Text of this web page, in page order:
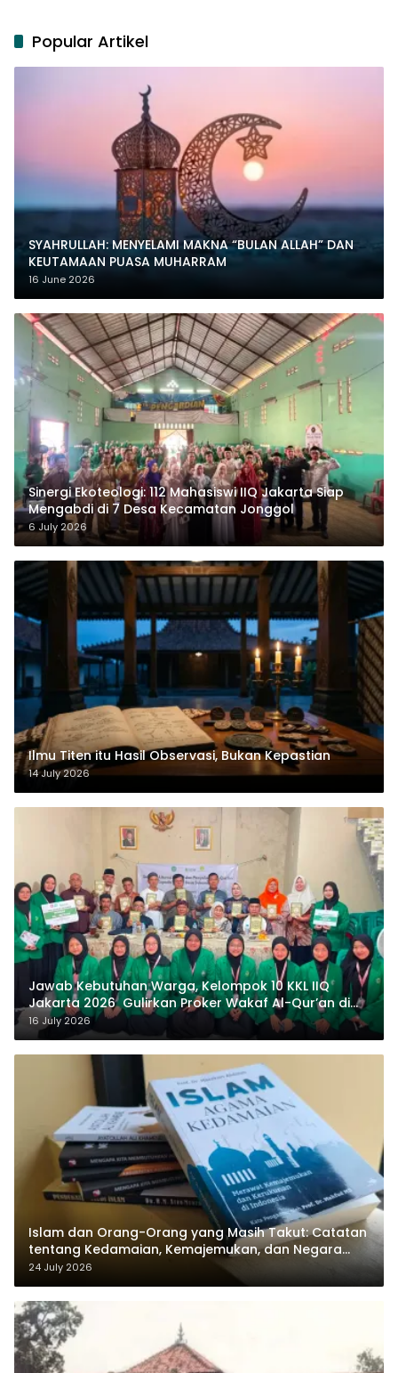
Popular Artikel
SYAHRULLAH: MENYELAMI MAKNA “BULAN ALLAH” DAN
KEUTAMAAN PUASA MUHARRAM
16 June 2026
‎Sinergi Ekoteologi: 112 Mahasiswi IIQ Jakarta Siap
Mengabdi di 7 Desa Kecamatan Jonggol
6 July 2026
Ilmu Titen itu Hasil Observasi, Bukan Kepastian
14 July 2026
Jawab Kebutuhan Warga, Kelompok 10 KKL IIQ
Jakarta 2026 Gulirkan Proker Wakaf Al-Qur’an di
Sukamanah
16 July 2026
Islam dan Orang-Orang yang Masih Takut: Catatan
tentang Kedamaian, Kemajemukan, dan Negara
dalam Pemikiran Masykuri Abdillah
24 July 2026